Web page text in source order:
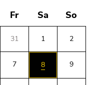
Fr Sa So
31 1 2
7 8 9